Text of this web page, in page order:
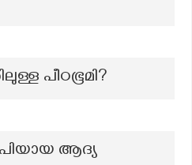
പീഠഭൂമി?
ആദ്യ